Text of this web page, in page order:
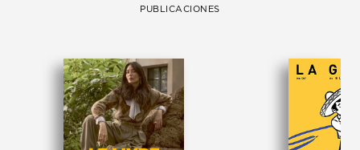
PUBLICACIONES